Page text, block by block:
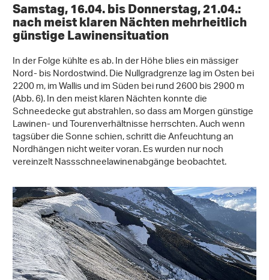
Samstag, 16.04. bis Donnerstag, 21.04.:
nach meist klaren Nächten mehrheitlich
günstige Lawinensituation
In der Folge kühlte es ab. In der Höhe blies ein mässiger
Nord- bis Nordostwind. Die Nullgradgrenze lag im Osten bei
2200 m, im Wallis und im Süden bei rund 2600 bis 2900 m
(Abb. 6). In den meist klaren Nächten konnte die
Schneedecke gut abstrahlen, so dass am Morgen günstige
Lawinen- und Tourenverhältnisse herrschten. Auch wenn
tagsüber die Sonne schien, schritt die Anfeuchtung an
Nordhängen nicht weiter voran. Es wurden nur noch
vereinzelt Nassschneelawinenabgänge beobachtet.